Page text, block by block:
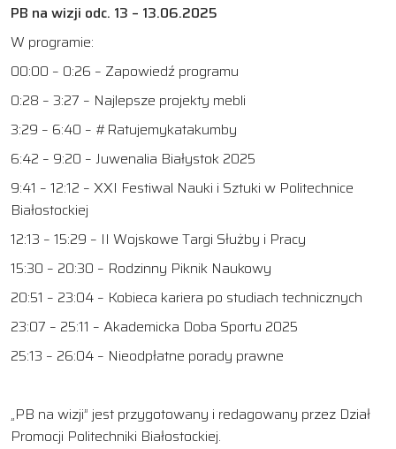
PB na wizji odc. 13 – 13.06.2025
W programie:
00:00 – 0:26 – Zapowiedź programu
0:28 – 3:27 – Najlepsze projekty mebli
3:29 – 6:40 – #Ratujemykatakumby
6:42 – 9:20 – Juwenalia Białystok 2025
9:41 – 12:12 – XXI Festiwal Nauki i Sztuki w Politechnice
Białostockiej
12:13 – 15:29 – II Wojskowe Targi Służby i Pracy
15:30 – 20:30 – Rodzinny Piknik Naukowy
20:51 – 23:04 – Kobieca kariera po studiach technicznych
23:07 – 25:11 – Akademicka Doba Sportu 2025
25:13 – 26:04 – Nieodpłatne porady prawne
„PB na wizji” jest przygotowany i redagowany przez Dział
Promocji Politechniki Białostockiej.